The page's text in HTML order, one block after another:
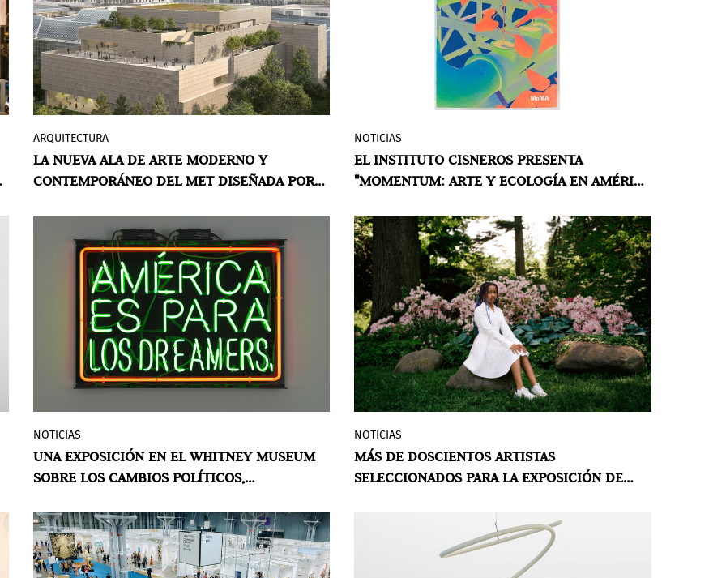
reducción total del 51% desde 2022.
La nueva y audaz visión del Met para el
ala Oscar L. Tang y H.M. Agnes Hsu-Tang -
que se inaugurará en 2030 y presentará
Escobedo, la primera mujer que diseña
una nueva ala en los 154 años de historia
del museo.
ARQUITECTURA
LA NUEVA ALA DE ARTE MODERNO Y
CONTEMPORÁNEO DEL MET DISEÑADA POR
El Instituto Cisneros presenta su primera
publicaciónMomentum: Arte y Ecología en
la América Latina Contemporánea, un
latinoamericanos se relacionan con su
entorno, abordando temas como las
relaciones innovadoras con lo no
humano, las disputas por la tierra, los
legados coloniales y las visiones de
futuro.
NOTICIAS
EL INSTITUTO CISNEROS PRESENTA
"MOMENTUM: ARTE Y ECOLOGÍA EN AMÉRICA
Shifting Landscapes
transformación] es la exhibición colectiva
en el Whitney Museum que explora cómo
sociales, en constante evolución, inspiran
a los artistas y sus interpretaciones del
mundo que los rodea.
NOTICIAS
UNA EXPOSICIÓN EN EL WHITNEY MUSEUM
SOBRE LOS CAMBIOS POLÍTICOS,
El Museo de Brooklyn se enorgullece
anunció la selección de más de
doscientos artistas para la exposición The
inaugurará con motivo del 200
aniversario del Museo. Esta amplia
muestra colectiva pone de relieve la
NOTICIAS
MÁS DE DOSCIENTOS ARTISTAS
SELECCIONADOS PARA LA EXPOSICIÓN DE